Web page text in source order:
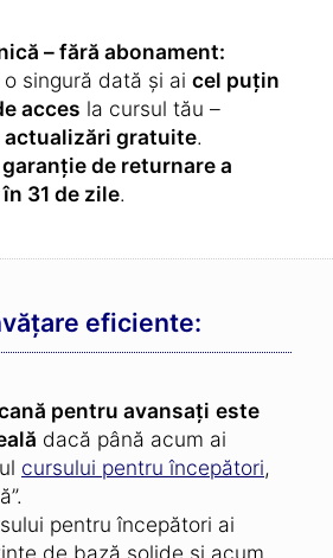
– fără abonament:
singură dată și ai cel puțin
acces la cursul tău –
actualizări gratuite.
garanție de returnare a
31 de zile.
eficiente:
pentru avansați este
dacă până acum ai
cursului pentru începători,
pentru începători ai
de bază solide și acum